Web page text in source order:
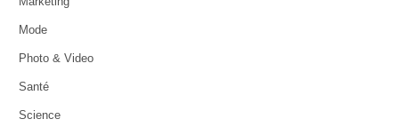
Mode
Photo & Video
Santé
Science